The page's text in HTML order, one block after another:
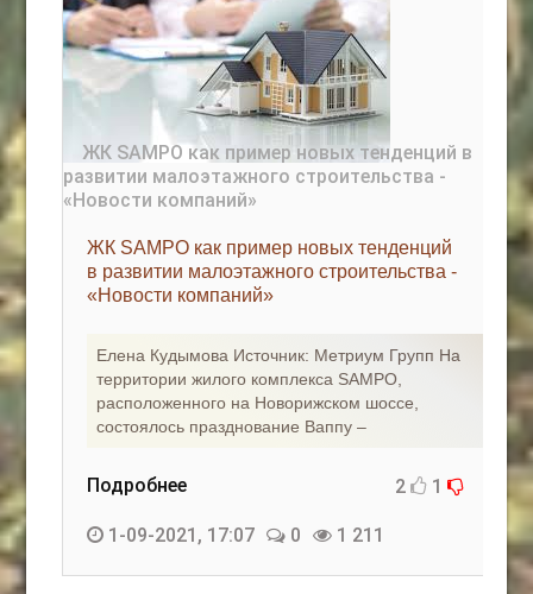
ЖК SAMPO как пример новых тенденций
в развитии малоэтажного строительства -
«Новости компаний»
Елена Кудымова Источник: Метриум Групп На
территории жилого комплекса SAMPO,
расположенного на Новорижском шоссе,
состоялось празднование Ваппу –
Подробнее 2 1
1-09-2021, 17:07 0 1 211